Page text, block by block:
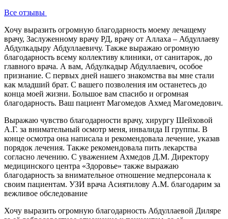
Все отзывы
Хочу выразить огромную благодарность моему лечащему
врачу, Заслуженному врачу РД, врачу от Аллаха – Абдуллаеву
Абдулкадыру Абдуллаевичу. Также выражаю огромную
благодарность всему коллективу клиники, от санитарок, до
главного врача. А вам, Абдулкадыр Абдуллаевич, особое
признание. С первых дней нашего знакомства вы мне стали
как младший брат. С вашего позволения им останетесь до
конца моей жизни. Большое вам спасибо и огромная
благодарность. Ваш пациент Магомедов Ахмед Магомедович.
Выражаю чувство благодарности врачу, хирургу Шейховой
А.Г. за внимательный осмотр меня, инвалида II группы. В
конце осмотра она написала и рекомендовала лечение, указав
порядок лечения. Также рекомендовала пить лекарства
согласно лечению. С уважением Ахмедов Д.М. Директору
медицинского центра «Здоровье» также выражаю
благодарность за внимательное отношение медперсонала к
своим пациентам. УЗИ врача Асиятилову А.М. благодарим за
вежливое обследование
Хочу выразить огромную благодарность Абдуллаевой Диляре